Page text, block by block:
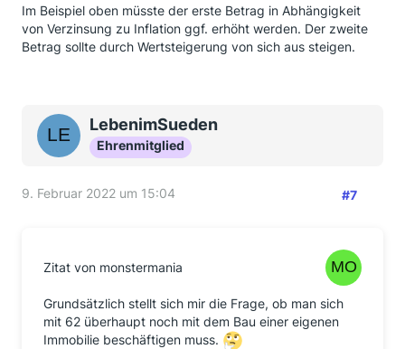
Im Beispiel oben müsste der erste Betrag in Abhängigkeit
von Verzinsung zu Inflation ggf. erhöht werden. Der zweite
Betrag sollte durch Wertsteigerung von sich aus steigen.
LebenimSueden
Ehrenmitglied
9. Februar 2022 um 15:04 #7
Zitat von monstermania
Grundsätzlich stellt sich mir die Frage, ob man sich
mit 62 überhaupt noch mit dem Bau einer eigenen
Immobilie beschäftigen muss.